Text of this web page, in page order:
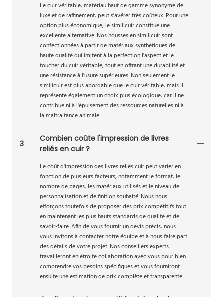
Le cuir véritable, matériau haut de gamme synonyme de
luxe et de raffinement, peut s'avérer très coûteux. Pour une
option plus économique, le similicuir constitue une
excellente alternative. Nos housses en similicuir sont
confectionnées à partir de matériaux synthétiques de
haute qualité qui imitent à la perfection l'aspect et le
toucher du cuir véritable, tout en offrant une durabilité et
une résistance à l'usure supérieures. Non seulement le
similicuir est plus abordable que le cuir véritable, mais il
représente également un choix plus écologique, car il ne
contribue ni à l'épuisement des ressources naturelles ni à
la maltraitance animale.
3
Combien coûte l'impression de livres
reliés en cuir ?
Le coût d'impression des livres reliés cuir peut varier en
fonction de plusieurs facteurs, notamment le format, le
nombre de pages, les matériaux utilisés et le niveau de
personnalisation et de finition souhaité. Nous nous
efforçons toutefois de proposer des prix compétitifs tout
en maintenant les plus hauts standards de qualité et de
savoir-faire. Afin de vous fournir un devis précis, nous
vous invitons à contacter notre équipe et à nous faire part
des détails de votre projet. Nos conseillers experts
travailleront en étroite collaboration avec vous pour bien
comprendre vos besoins spécifiques et vous fourniront
ensuite une estimation de prix complète et transparente.